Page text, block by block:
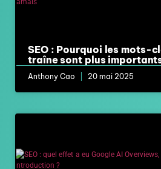
SEO : Pourquoi les mots-
traîne sont plus
Anthony Cao 20 mai 2025